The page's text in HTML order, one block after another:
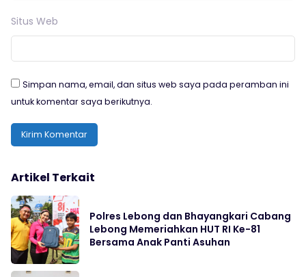
Situs Web
Simpan nama, email, dan situs web saya pada peramban ini
untuk komentar saya berikutnya.
Artikel Terkait
Polres Lebong dan Bhayangkari Cabang
Lebong Memeriahkan HUT RI Ke-81
Bersama Anak Panti Asuhan